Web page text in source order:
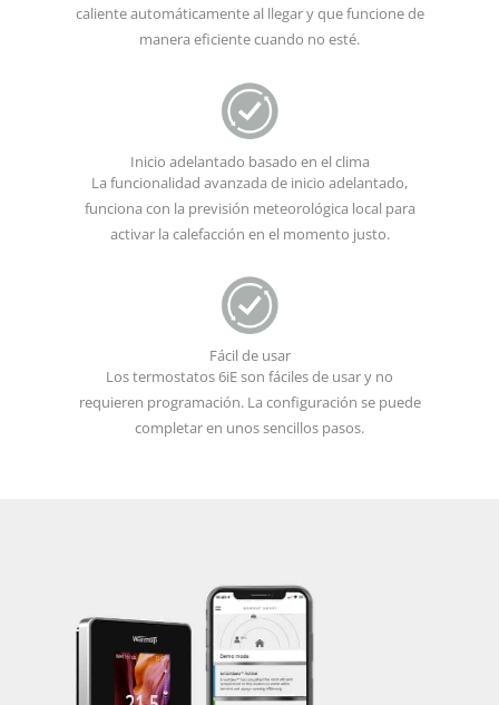
caliente automáticamente al llegar y que funcione de
manera eficiente cuando no esté.
Inicio adelantado basado en el clima
La funcionalidad avanzada de inicio adelantado,
funciona con la previsión meteorológica local para
activar la calefacción en el momento justo.
Fácil de usar
Los termostatos 6iE son fáciles de usar y no
requieren programación. La configuración se puede
completar en unos sencillos pasos.